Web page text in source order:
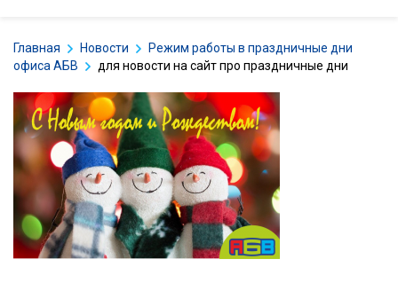
Главная Новости
Режим работы в праздничные дни
офиса АБВ
для новости на сайт про праздничные дни